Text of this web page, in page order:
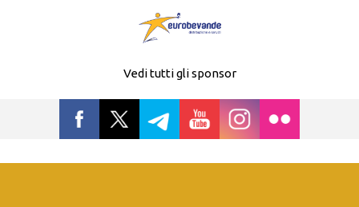
Vedi tutti gli sponsor